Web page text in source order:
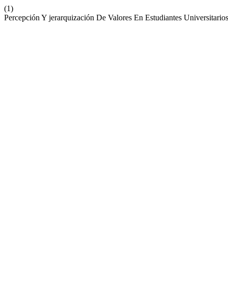
(1)
Percepción Y jerarquización De Valores En Estudiantes